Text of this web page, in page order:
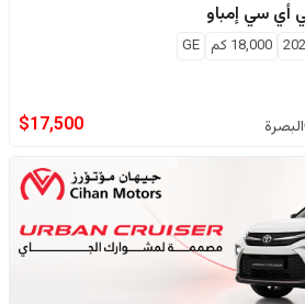
أي سي إمباو
18,000 كم GE
البصرة $17,500